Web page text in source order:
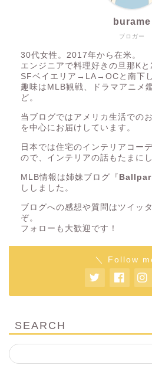
ブロガー
burame
30代女性。2017年から在米。
エンジニアで料理好きの旦那Kと
SFベイエリア→LA→OCと南下し
趣味はMLB観戦、ドラマアニメ
ど。
当ブログではアメリカ生活での
を中心にお届けしています。
日本では住宅のインテリアコー
ので、インテリアの話もたまにし
MLB情報は姉妹ブログ『
ししました。
ブログへの感想や質問はツイッ
ぞ。
フォローも大歓迎です！
＼ Follow
SEARCH